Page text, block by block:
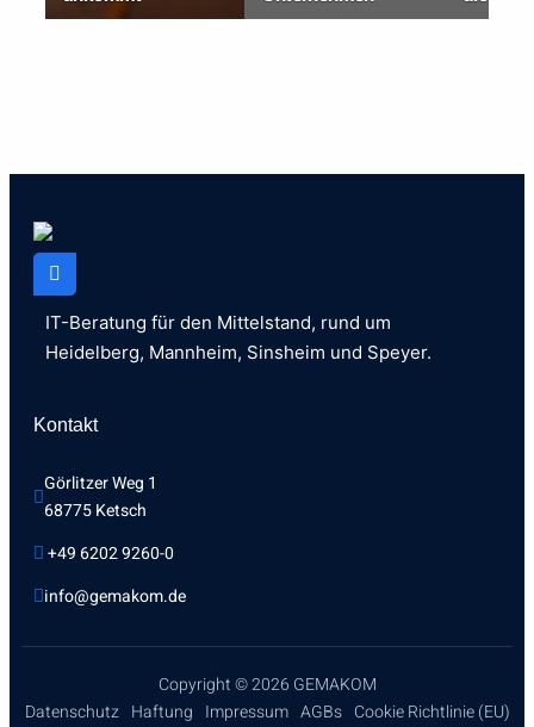
IT-Beratung für den Mittelstand, rund um
Heidelberg, Mannheim, Sinsheim und Speyer.
Kontakt
Görlitzer Weg 1
68775 Ketsch
+49 6202 9260-0
info@gemakom.de
Copyright © 2026 GEMAKOM
Datenschutz Haftung Impressum AGBs Cookie Richtlinie (EU)